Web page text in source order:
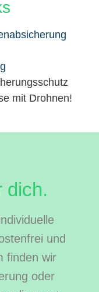
mit Drohnen!
dich.
und
finden wir
oder